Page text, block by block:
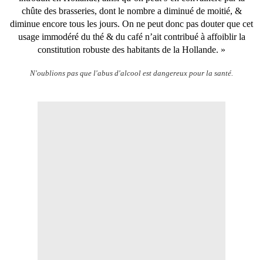
chûte des brasseries, dont le nombre a diminué de moitié, &
diminue encore tous les jours. On ne peut donc pas douter que cet
usage immodéré du thé & du café n’ait contribué à affoiblir la
constitution robuste des habitants de la Hollande. »
N'oublions pas que l'abus d'alcool est dangereux pour la santé.